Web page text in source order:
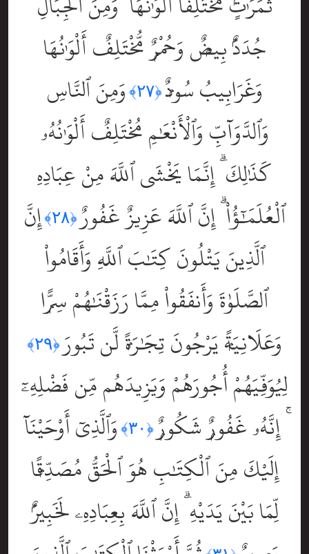
جُدَدٌۢ بِيضٌۭ وَحُمْرٌۭ مُّخْتَلِفٌ أَلْوَٰنُهَا
وَغَرَابِيبُ سُودٌۭ﴿٢٧﴾
وَمِنَ ٱلنَّاسِ
وَٱلدَّوَآبِّ وَٱلْأَنْعَٰمِ مُخْتَلِفٌ أَلْوَٰنُهُۥ
كَذَٰلِكَ ۗ إِنَّمَا يَخْشَى ٱللَّهَ مِنْ عِبَادِهِ
ٱلْعُلَمَٰٓؤُاْ ۗ إِنَّ ٱللَّهَ عَزِيزٌ غَفُورٌ﴿٢٨﴾
إِنَّ
ٱلَّذِينَ يَتْلُونَ كِتَٰبَ ٱللَّهِ وَأَقَامُواْ
ٱلصَّلَوٰةَ وَأَنفَقُواْ مِمَّا رَزَقْنَٰهُمْ سِرًّۭا
وَعَلَانِيَةًۭ يَرْجُونَ تِجَٰرَةًۭ لَّن تَبُورَ﴿٢٩﴾
لِيُوَفِّيَهُمْ أُجُورَهُمْ وَيَزِيدَهُم مِّن فَضْلِهِۦٓ
ۚ إِنَّهُۥ غَفُورٌۭ شَكُورٌۭ﴿٣٠﴾
وَٱلَّذِىٓ أَوْحَيْنَآ
إِلَيْكَ مِنَ ٱلْكِتَٰبِ هُوَ ٱلْحَقُّ مُصَدِّقًۭا
لِّمَا بَيْنَ يَدَيْهِ ۗ إِنَّ ٱللَّهَ بِعِبَادِهِۦ لَخَبِيرٌۢ